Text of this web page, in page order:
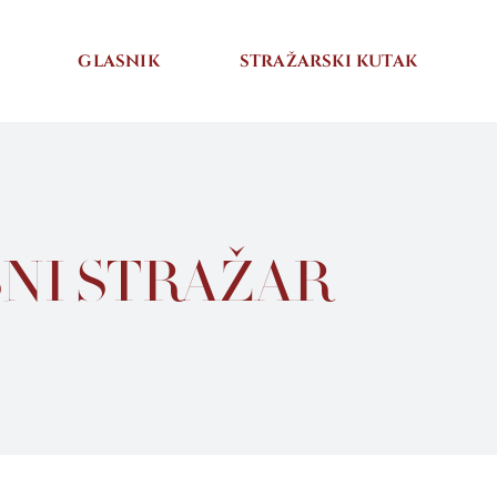
GLASNIK STRAŽARSKI KUTAK
STRAŽAR